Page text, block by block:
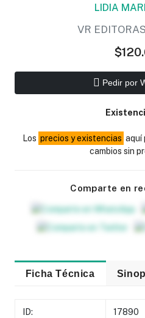
LIDIA
VR
Pedir por
Los precios y existencias aquí
cambios sin
Comparte en
Ficha Técnica
ID: 17890